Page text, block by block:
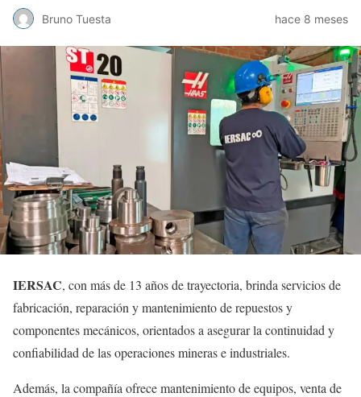
Bruno Tuesta hace 8 meses
IERSAC, con más de 13 años de trayectoria, brinda servicios de
fabricación, reparación y mantenimiento de repuestos y
componentes mecánicos, orientados a asegurar la continuidad y
confiabilidad de las operaciones mineras e industriales.
Además, la compañía ofrece mantenimiento de equipos, venta de